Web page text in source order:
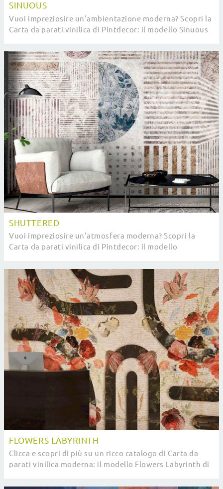
SINUOUS
Vuoi impreziosire un'ambientazione moderna? Scopri la
Carta da parati vinilica di Pintdecor: il modello Sinuous
SHUTTERED
Vuoi impreziosire un'atmosfera moderna? Scopri la
Carta da parati vinilica di Pintdecor: il modello
FLOWERS LABYRINTH
Clicca e scopri di più su un ricco catalogo di Carta da
parati vinilica moderna: il modello Flowers Labyrinth di